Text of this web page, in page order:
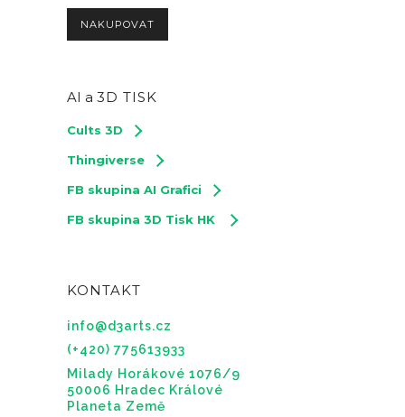
NAKUPOVAT
AI a 3D TISK
Cults 3D
Thingiverse
FB skupina AI Grafici
FB skupina 3D Tisk HK
KONTAKT
info@d3arts.cz
(+420) 775613933
Milady Horákové 1076/9
50006 Hradec Králové
Planeta Země